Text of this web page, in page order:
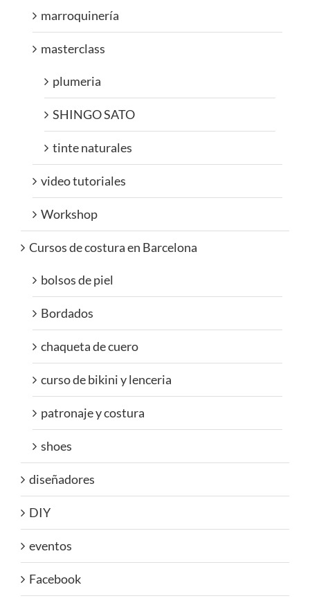
marroquinería
masterclass
plumeria
SHINGO SATO
tinte naturales
video tutoriales
Workshop
Cursos de costura en Barcelona
bolsos de piel
Bordados
chaqueta de cuero
curso de bikini y lenceria
patronaje y costura
shoes
diseñadores
DIY
eventos
Facebook